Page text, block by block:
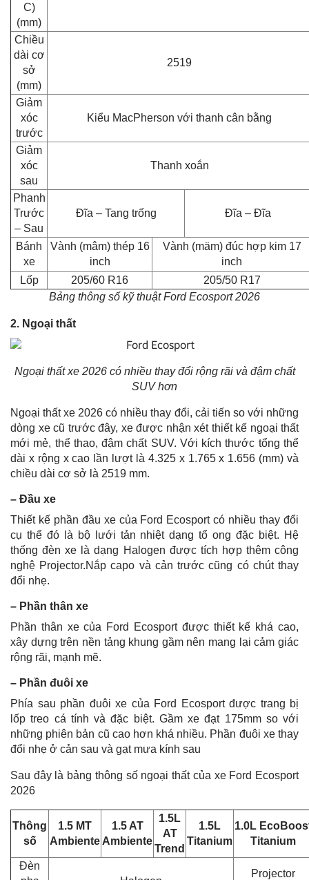
C)
(mm)
Chiều
dài cơ
sở
(mm)
2519
Giảm
xóc
trước
Kiểu MacPherson với thanh cân bằng
Giảm
xóc
sau
Thanh xoắn
Phanh
Trước
– Sau
Đĩa – Tang trống Đĩa – Đĩa
Bánh
xe
Vành (mâm) thép 16
inch
Vành (mäm) đúc hợp kim 17
inch
Lốp
205/60 R16
205/50 R17
Bảng thông số kỹ thuật Ford Ecosport 2026
2. Ngoại thất
Ngoại thất xe 2026 có nhiều thay đổi rộng rãi và đậm chất
SUV hơn
Ngoại thất xe 2026 có nhiều thay đổi, cải tiến so với những
dòng xe cũ trước đây, xe được nhận xét thiết kế ngoại thất
mới mẻ, thể thao, đậm chất SUV. Với kích thước tổng thể
dài x rộng x cao lần lượt là 4.325 x 1.765 x 1.656 (mm) và
chiều dài cơ sở là 2519 mm.
– Đầu xe
Thiết kế phần đầu xe của Ford Ecosport có nhiều thay đổi
cụ thể đó là bộ lưới tản nhiệt dạng tổ ong đặc biệt. Hệ
thống đèn xe là dạng Halogen được tích hợp thêm công
nghệ Projector.Nắp capo và cản trước cũng có chút thay
đổi nhẹ.
– Phần thân xe
Phần thân xe của Ford Ecosport được thiết kế khá cao,
xây dựng trên nền tảng khung gầm nên mang lại cảm giác
rộng rãi, mạnh mẽ.
– Phần đuôi xe
Phía sau phần đuôi xe của Ford Ecosport được trang bị
lốp treo cá tính và đặc biệt. Gầm xe đạt 175mm so với
những phiên bản cũ cao hơn khá nhiều. Phần đuôi xe thay
đổi nhẹ ở cản sau và gạt mưa kính sau
Sau đây là bảng thông số ngoại thất của xe Ford Ecosport
2026
Thông
số
1.5 MT
Ambiente
1.5 AT
Ambiente
1.5L
AT
Trend
1.5L
Titanium
1.0L
Titanium
Đèn
Projector